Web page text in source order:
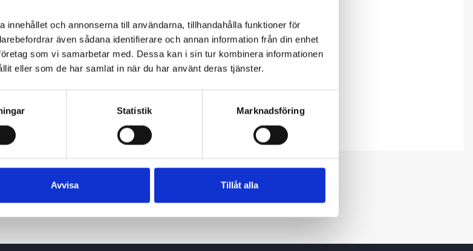
innehållet och annonserna till användarna, tillhandahålla funktioner för
även sådana identifierare och annan information från din enhet
som vi samarbetar med. Dessa kan i sin tur kombinera informationen
eller som de har samlat in när du har använt deras tjänster.
Statistik Marknadsföring
Avvisa Tillåt alla